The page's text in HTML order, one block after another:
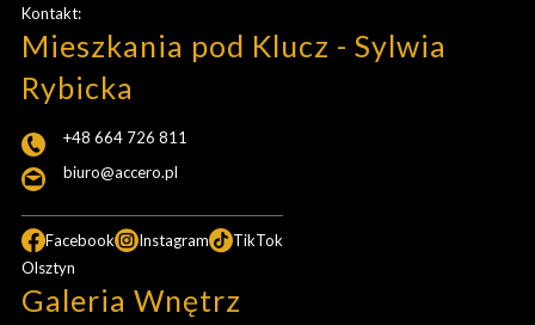
Olsztyn
Galeria Wnętrz
Kontakt:
Mieszkania pod Klucz - Sylwia
Rybicka
+48 664 726 811
biuro@accero.pl
Facebook Instagram TikTok